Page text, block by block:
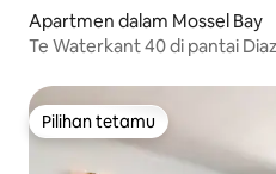
Apartmen dalam Mossel Bay
Te Waterkant 40 di pantai
Pilihan tetamu
Pilihan tetamu